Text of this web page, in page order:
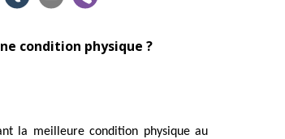
condition physique ?
la meilleure condition physique au